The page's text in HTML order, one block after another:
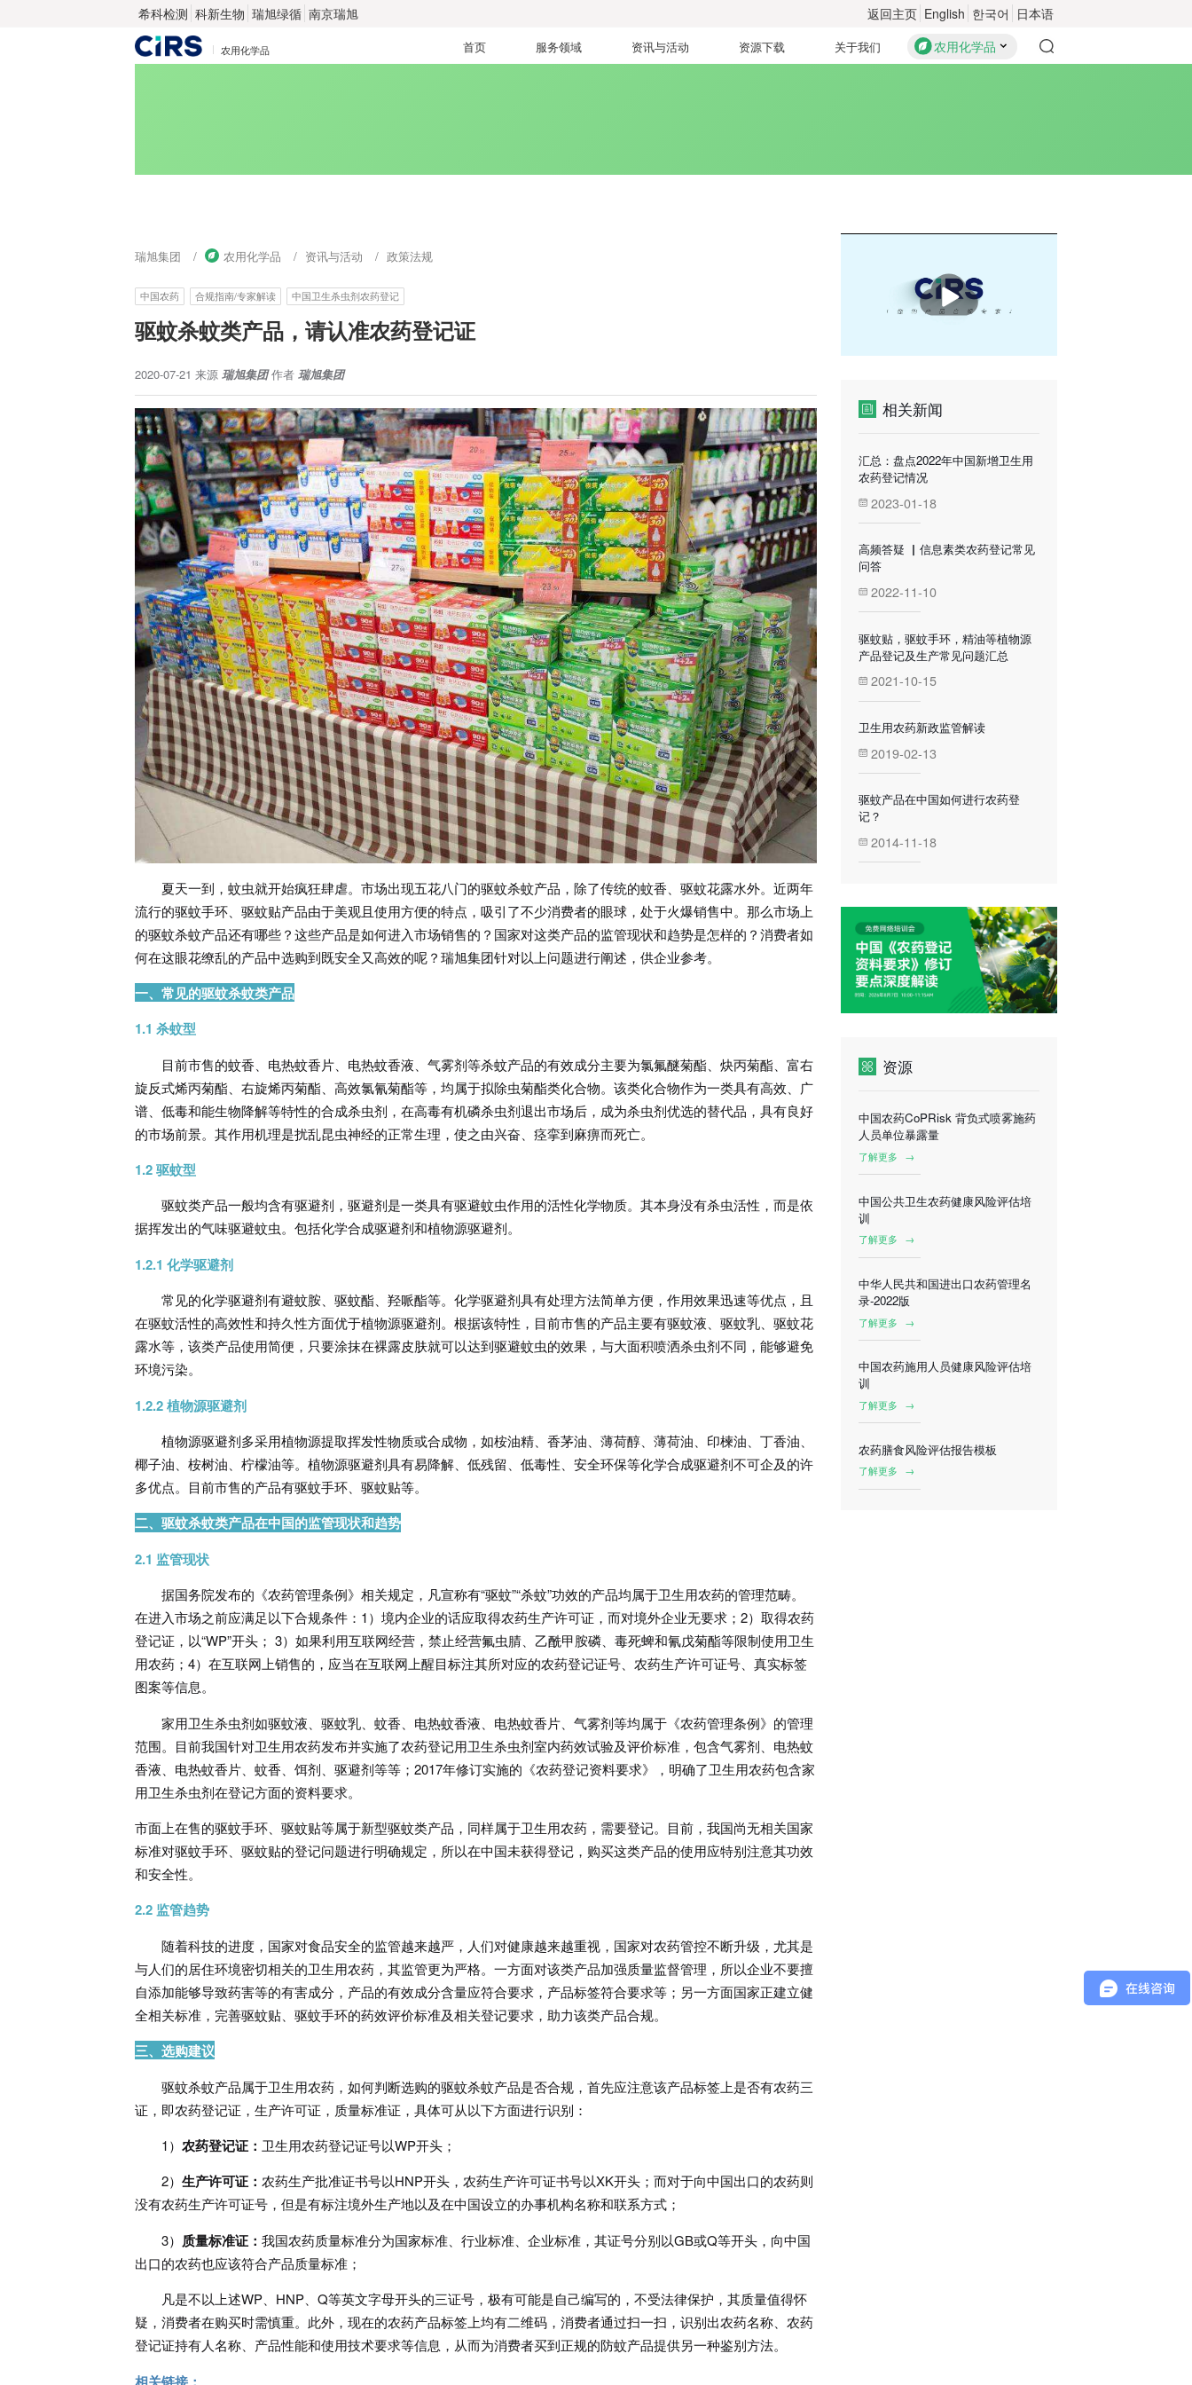
希科检测 科新生物 瑞旭绿循 南京瑞旭 返回主页 English 한국어 日本语
农用化学品 首页 服务领域 资讯与活动 资源下载 关于我们 农用化学品
瑞旭集团 农用化学品 资讯与活动 政策法规
中国农药 合规指南/专家解读 中国卫生杀虫剂农药登记
驱蚊杀蚊类产品，请认准农药登记证
2020-07-21 来源 瑞旭集团 作者 瑞旭集团
夏天一到，蚊虫就开始疯狂肆虐。市场出现五花八门的驱蚊杀蚊产品，除了传统的蚊香、驱蚊花露水外。近两年
流行的驱蚊手环、驱蚊贴产品由于美观且使用方便的特点，吸引了不少消费者的眼球，处于火爆销售中。那么市场上
的驱蚊杀蚊产品还有哪些？这些产品是如何进入市场销售的？国家对这类产品的监管现状和趋势是怎样的？消费者如
何在这眼花缭乱的产品中选购到既安全又高效的呢？瑞旭集团针对以上问题进行阐述，供企业参考。
一、常见的驱蚊杀蚊类产品
1.1 杀蚊型
目前市售的蚊香、电热蚊香片、电热蚊香液、气雾剂等杀蚊产品的有效成分主要为氯氟醚菊酯、炔丙菊酯、富右
旋反式烯丙菊酯、右旋烯丙菊酯、高效氯氰菊酯等，均属于拟除虫菊酯类化合物。该类化合物作为一类具有高效、广
谱、低毒和能生物降解等特性的合成杀虫剂，在高毒有机磷杀虫剂退出市场后，成为杀虫剂优选的替代品，具有良好
的市场前景。其作用机理是扰乱昆虫神经的正常生理，使之由兴奋、痉挛到麻痹而死亡。
1.2 驱蚊型
驱蚊类产品一般均含有驱避剂，驱避剂是一类具有驱避蚊虫作用的活性化学物质。其本身没有杀虫活性，而是依
据挥发出的气味驱避蚊虫。包括化学合成驱避剂和植物源驱避剂。
1.2.1 化学驱避剂
常见的化学驱避剂有避蚊胺、驱蚊酯、羟哌酯等。化学驱避剂具有处理方法简单方便，作用效果迅速等优点，且
在驱蚊活性的高效性和持久性方面优于植物源驱避剂。根据该特性，目前市售的产品主要有驱蚊液、驱蚊乳、驱蚊花
露水等，该类产品使用简便，只要涂抹在裸露皮肤就可以达到驱避蚊虫的效果，与大面积喷洒杀虫剂不同，能够避免
环境污染。
1.2.2 植物源驱避剂
植物源驱避剂多采用植物源提取挥发性物质或合成物，如桉油精、香茅油、薄荷醇、薄荷油、印楝油、丁香油、
椰子油、桉树油、柠檬油等。植物源驱避剂具有易降解、低残留、低毒性、安全环保等化学合成驱避剂不可企及的许
多优点。目前市售的产品有驱蚊手环、驱蚊贴等。
二、驱蚊杀蚊类产品在中国的监管现状和趋势
2.1 监管现状
据国务院发布的《农药管理条例》相关规定，凡宣称有“驱蚊”“杀蚊”功效的产品均属于卫生用农药的管理范畴。
在进入市场之前应满足以下合规条件：1）境内企业的话应取得农药生产许可证，而对境外企业无要求；2）取得农药
登记证，以“WP”开头； 3）如果利用互联网经营，禁止经营氟虫腈、乙酰甲胺磷、毒死蜱和氰戊菊酯等限制使用卫生
用农药；4）在互联网上销售的，应当在互联网上醒目标注其所对应的农药登记证号、农药生产许可证号、真实标签
图案等信息。
家用卫生杀虫剂如驱蚊液、驱蚊乳、蚊香、电热蚊香液、电热蚊香片、气雾剂等均属于《农药管理条例》的管理
范围。目前我国针对卫生用农药发布并实施了农药登记用卫生杀虫剂室内药效试验及评价标准，包含气雾剂、电热蚊
香液、电热蚊香片、蚊香、饵剂、驱避剂等等；2017年修订实施的《农药登记资料要求》，明确了卫生用农药包含家
用卫生杀虫剂在登记方面的资料要求。
市面上在售的驱蚊手环、驱蚊贴等属于新型驱蚊类产品，同样属于卫生用农药，需要登记。目前，我国尚无相关国家
标准对驱蚊手环、驱蚊贴的登记问题进行明确规定，所以在中国未获得登记，购买这类产品的使用应特别注意其功效
和安全性。
2.2 监管趋势
随着科技的进度，国家对食品安全的监管越来越严，人们对健康越来越重视，国家对农药管控不断升级，尤其是
与人们的居住环境密切相关的卫生用农药，其监管更为严格。一方面对该类产品加强质量监督管理，所以企业不要擅
自添加能够导致药害等的有害成分，产品的有效成分含量应符合要求，产品标签符合要求等；另一方面国家正建立健
全相关标准，完善驱蚊贴、驱蚊手环的药效评价标准及相关登记要求，助力该类产品合规。
三、选购建议
驱蚊杀蚊产品属于卫生用农药，如何判断选购的驱蚊杀蚊产品是否合规，首先应注意该产品标签上是否有农药三
证，即农药登记证，生产许可证，质量标准证，具体可从以下方面进行识别：
1） 农药登记证： 卫生用农药登记证号以WP开头；
2） 生产许可证： 农药生产批准证书号以HNP开头，农药生产许可证书号以XK开头；而对于向中国出口的农药则
没有农药生产许可证号，但是有标注境外生产地以及在中国设立的办事机构名称和联系方式；
3） 质量标准证： 我国农药质量标准分为国家标准、行业标准、企业标准，其证号分别以GB或Q等开头，向中国
出口的农药也应该符合产品质量标准；
凡是不以上述WP、HNP、Q等英文字母开头的三证号，极有可能是自己编写的，不受法律保护，其质量值得怀
疑，消费者在购买时需慎重。此外，现在的农药产品标签上均有二维码，消费者通过扫一扫，识别出农药名称、农药
登记证持有人名称、产品性能和使用技术要求等信息，从而为消费者买到正规的防蚊产品提供另一种鉴别方法。
相关链接：
播
放
相关新闻
汇总：盘点2022年中国新增卫生用
农药登记情况
2023-01-18
高频答疑 ▏信息素类农药登记常见
问答
2022-11-10
驱蚊贴，驱蚊手环，精油等植物源
产品登记及生产常见问题汇总
2021-10-15
卫生用农药新政监管解读
2019-02-13
驱蚊产品在中国如何进行农药登
记？
2014-11-18
资源
中国农药CoPRisk 背负式喷雾施药
人员单位暴露量
了解更多 →
中国公共卫生农药健康风险评估培
训
了解更多 →
中华人民共和国进出口农药管理名
录-2022版
了解更多 →
中国农药施用人员健康风险评估培
训
了解更多 →
农药膳食风险评估报告模板
了解更多 →